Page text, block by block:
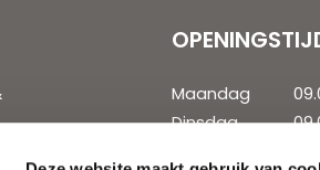
Maandag
Dinsdag